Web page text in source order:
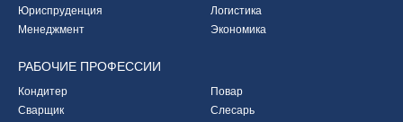
Юриспруденция
Логистика
Менеджмент
Экономика
РАБОЧИЕ ПРОФЕССИИ
Кондитер
Повар
Сварщик
Слесарь